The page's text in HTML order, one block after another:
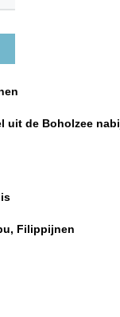
uit de Boholzee
Filippijnen